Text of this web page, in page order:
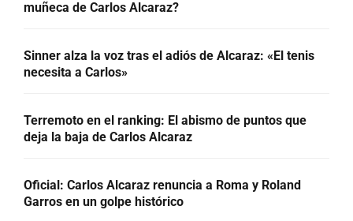
muñeca de Carlos Alcaraz?
Sinner alza la voz tras el adiós de Alcaraz: «El tenis
necesita a Carlos»
Terremoto en el ranking: El abismo de puntos que
deja la baja de Carlos Alcaraz
Oficial: Carlos Alcaraz renuncia a Roma y Roland
Garros en un golpe histórico